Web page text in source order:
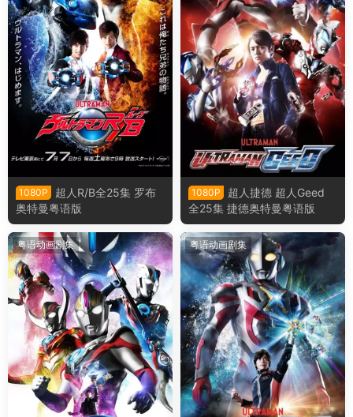
1080P
超人R/B全25集 罗布
奥特曼粤语版
1080P
超人捷德 超人Geed
全25集 捷德奥特曼粤语版
粤语动画剧集 粤语动画剧集